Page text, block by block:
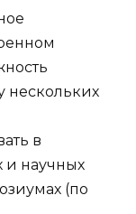
нескольких
в
и научных
(по